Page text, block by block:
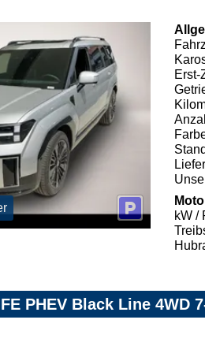
Erst-
kW /
PHEV Black Line 4WD